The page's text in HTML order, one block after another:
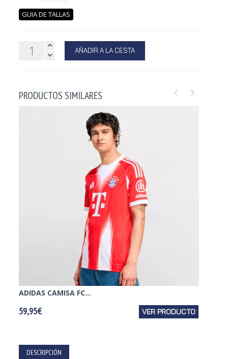
GUIA DE TALLAS
AÑADIR A LA CESTA
PRODUCTOS SIMILARES
ADIDAS CAMISA FC...
59,95€ VER PRODUCTO
DESCRIPCIÓN